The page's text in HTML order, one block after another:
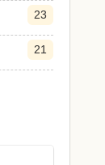
23
21